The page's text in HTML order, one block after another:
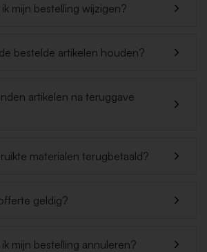
mijn bestelling wijzigen?
bestelde artikelen houden?
artikelen na teruggave
materialen terugbetaald?
geldig?
mijn bestelling annuleren?